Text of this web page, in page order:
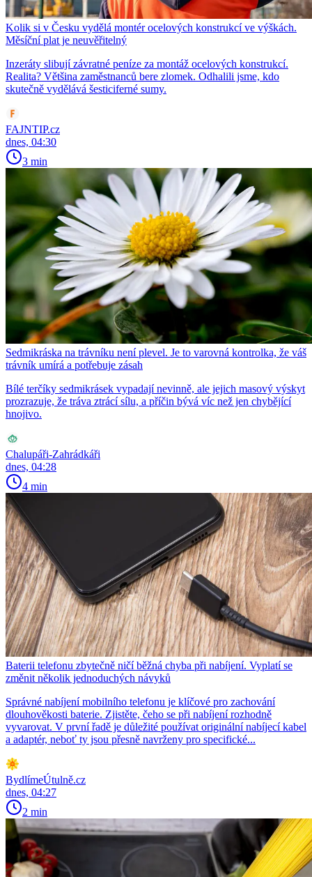
Kolik si v Česku vydělá montér ocelových konstrukcí ve výškách.
Měsíční plat je neuvěřitelný
Inzeráty slibují závratné peníze za montáž ocelových konstrukcí.
Realita? Většina zaměstnanců bere zlomek. Odhalili jsme, kdo
skutečně vydělává šesticiferné sumy.
FAJNTIP.cz
dnes, 04:30
3 min
Sedmikráska na trávníku není plevel. Je to varovná kontrolka, že váš
trávník umírá a potřebuje zásah
Bílé terčíky sedmikrásek vypadají nevinně, ale jejich masový výskyt
prozrazuje, že tráva ztrácí sílu, a příčin bývá víc než jen chybějící
hnojivo.
Chalupáři-Zahrádkáři
dnes, 04:28
4 min
Baterii telefonu zbytečně ničí běžná chyba při nabíjení. Vyplatí se
změnit několik jednoduchých návyků
Správné nabíjení mobilního telefonu je klíčové pro zachování
dlouhověkosti baterie. Zjistěte, čeho se při nabíjení rozhodně
vyvarovat. V první řadě je důležité používat originální nabíjecí kabel
a adaptér, neboť ty jsou přesně navrženy pro specifické...
BydlímeÚtulně.cz
dnes, 04:27
2 min